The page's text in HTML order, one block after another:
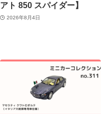
アト 850 スパイダー】
2026年8月4日